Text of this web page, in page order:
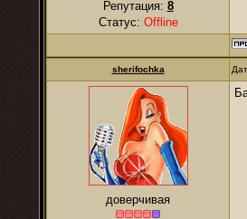
Репутация: 8
Статус: Offline
sherifochka
доверчивая